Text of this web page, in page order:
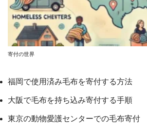
寄付の世界
福岡で使用済み毛布を寄付する方法
大阪で毛布を持ち込み寄付する手順
東京の動物愛護センターでの毛布寄付